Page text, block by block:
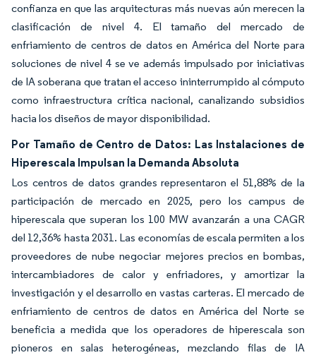
confianza en que las arquitecturas más nuevas aún merecen la
clasificación de nivel 4. El tamaño del mercado de
enfriamiento de centros de datos en América del Norte para
soluciones de nivel 4 se ve además impulsado por iniciativas
de IA soberana que tratan el acceso ininterrumpido al cómputo
como infraestructura crítica nacional, canalizando subsidios
hacia los diseños de mayor disponibilidad.
Por Tamaño de Centro de Datos: Las Instalaciones de
Hiperescala Impulsan la Demanda Absoluta
Los centros de datos grandes representaron el 51,88% de la
participación de mercado en 2025, pero los campus de
hiperescala que superan los 100 MW avanzarán a una CAGR
del 12,36% hasta 2031. Las economías de escala permiten a los
proveedores de nube negociar mejores precios en bombas,
intercambiadores de calor y enfriadores, y amortizar la
investigación y el desarrollo en vastas carteras. El mercado de
enfriamiento de centros de datos en América del Norte se
beneficia a medida que los operadores de hiperescala son
pioneros en salas heterogéneas, mezclando filas de IA